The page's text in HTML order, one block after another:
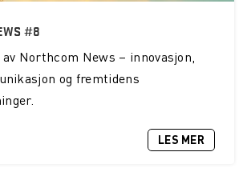
#8
Northcom News – innovasjon,
og fremtidens
LES MER